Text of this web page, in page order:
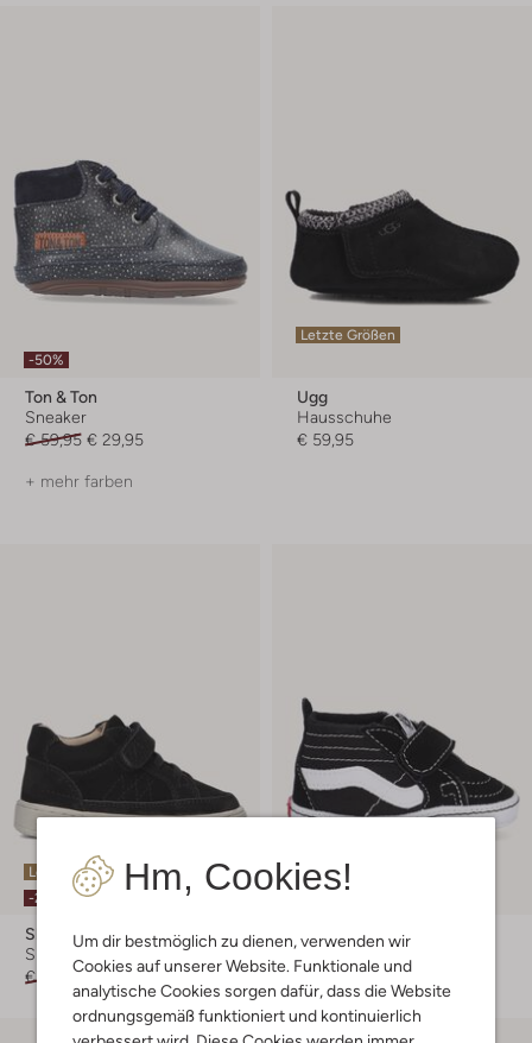
Hm, Cookies!
Um dir bestmöglich zu dienen, verwenden wir
Cookies auf unserer Website. Funktionale und
analytische Cookies sorgen dafür, dass die Website
ordnungsgemäß funktioniert und kontinuierlich
-50%
Ton & Ton
Sneaker
€ 59,95 € 29,95
+ mehr farben
Letzte Größen
Ugg
Hausschuhe
€ 59,95
Letzte Größen
-20%
Shoesme
Sneaker
€ 62,95 € 49,95
Letzte Größen
Vans
€ 34,99